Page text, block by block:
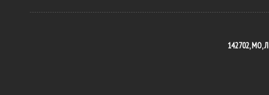
142702, МО,